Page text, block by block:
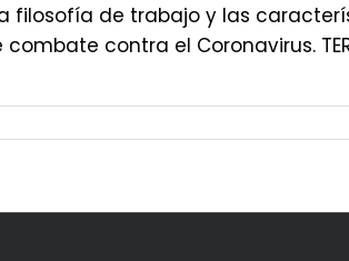
filosofía de trabajo y las
contra el Coronavirus.